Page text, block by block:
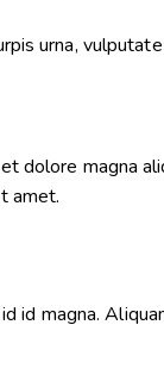
urna,
dolore magna
amet.
id magna.